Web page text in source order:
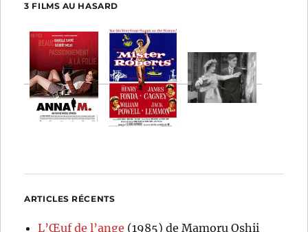
3 FILMS AU HASARD
ARTICLES RÉCENTS
L’Œuf de l’ange (1985) de Mamoru Oshii